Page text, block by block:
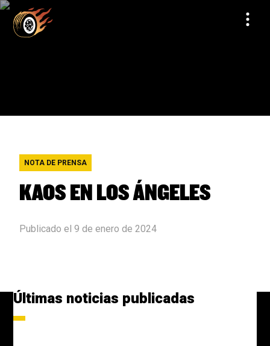
NOTA DE PRENSA
KAOS EN LOS ÁNGELES
Publicado el 9 de enero de 2024
Últimas noticias publicadas